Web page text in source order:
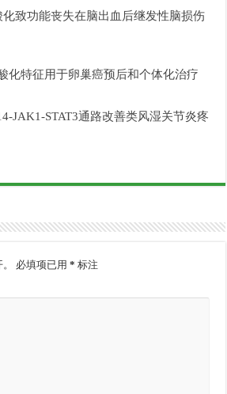
化致功能丧失在脑出血后继发性脑损伤
化特征用于卵巢癌预后和个体化治疗
JAK1-STAT3通路改善类风湿关节炎疼
必填项已用* 标注